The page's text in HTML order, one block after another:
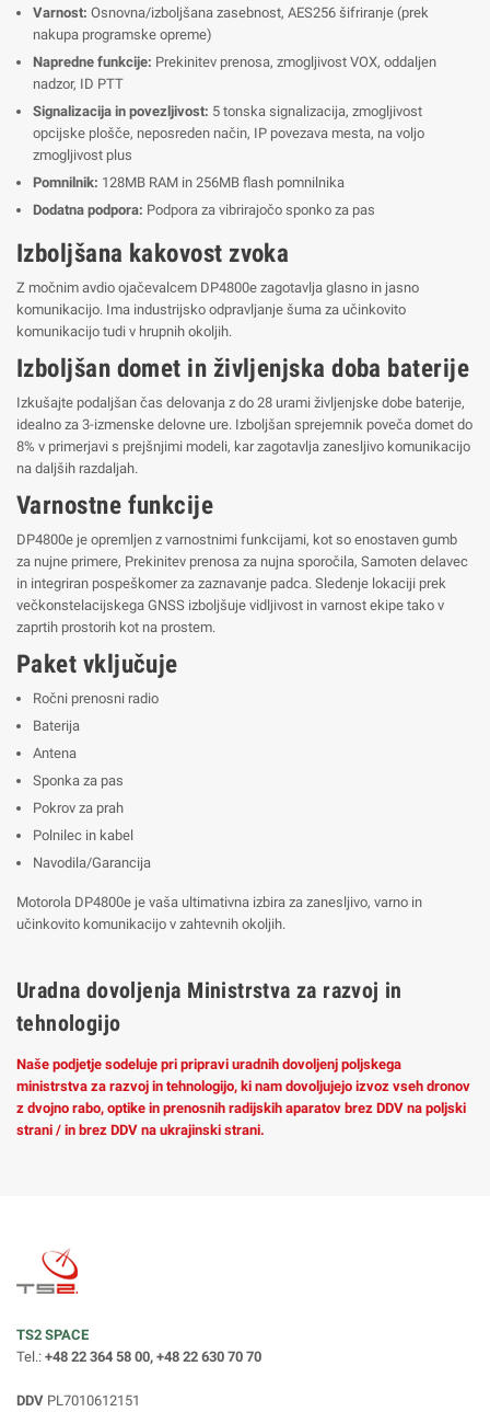
Varnost: Osnovna/izboljšana zasebnost, AES256 šifriranje (prek
nakupa programske opreme)
Napredne funkcije: Prekinitev prenosa, zmogljivost VOX, oddaljen
nadzor, ID PTT
Signalizacija in povezljivost: 5 tonska signalizacija, zmogljivost
opcijske plošče, neposreden način, IP povezava mesta, na voljo
zmogljivost plus
Pomnilnik: 128MB RAM in 256MB flash pomnilnika
Dodatna podpora: Podpora za vibrirajočo sponko za pas
Izboljšana kakovost zvoka
Z močnim avdio ojačevalcem DP4800e zagotavlja glasno in jasno
komunikacijo. Ima industrijsko odpravljanje šuma za učinkovito
komunikacijo tudi v hrupnih okoljih.
Izboljšan domet in življenjska doba baterije
Izkušajte podaljšan čas delovanja z do 28 urami življenjske dobe baterije,
idealno za 3-izmenske delovne ure. Izboljšan sprejemnik poveča domet do
8% v primerjavi s prejšnjimi modeli, kar zagotavlja zanesljivo komunikacijo
na daljših razdaljah.
Varnostne funkcije
DP4800e je opremljen z varnostnimi funkcijami, kot so enostaven gumb
za nujne primere, Prekinitev prenosa za nujna sporočila, Samoten delavec
in integriran pospeškomer za zaznavanje padca. Sledenje lokaciji prek
večkonstelacijskega GNSS izboljšuje vidljivost in varnost ekipe tako v
zaprtih prostorih kot na prostem.
Paket vključuje
Ročni prenosni radio
Baterija
Antena
Sponka za pas
Pokrov za prah
Polnilec in kabel
Navodila/Garancija
Motorola DP4800e je vaša ultimativna izbira za zanesljivo, varno in
učinkovito komunikacijo v zahtevnih okoljih.
Uradna dovoljenja Ministrstva za razvoj in
tehnologijo
Naše podjetje sodeluje pri pripravi uradnih dovoljenj poljskega
ministrstva za razvoj in tehnologijo, ki nam dovoljujejo izvoz vseh dronov
z dvojno rabo, optike in prenosnih radijskih aparatov brez DDV na poljski
strani / in brez DDV na ukrajinski strani.
TS2 SPACE
Tel.: +48 22 364 58 00, +48 22 630 70 70
DDV PL7010612151